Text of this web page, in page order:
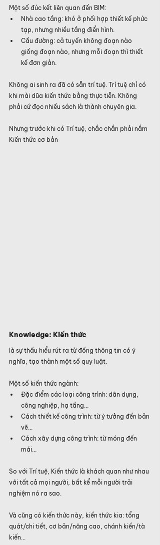
Một số đúc kết liên quan đến BIM:
Nhà cao tầng: khó ở phối hợp thiết kế phức
tạp, nhưng nhiều tầng điển hình.
Cầu đường: cả tuyến không đoạn nào
giống đoạn nào, nhưng mỗi đoạn thì thiết
kế đơn giản.
Không ai sinh ra đã có sẵn trí tuệ. Trí tuệ chỉ có
khi mài dũa kiến thức bằng thực tiễn. Không
phải cứ đọc nhiều sách là thành chuyên gia.
Nhưng trước khi có Trí tuệ, chắc chắn phải nắm
Kiến thức cơ bản
Knowledge: Kiến thức
là sự thấu hiểu rút ra từ đống thông tin có ý
nghĩa, tạo thành một số quy luật.
Một số kiến thức ngành:
Đặc điểm các loại công trình: dân dụng,
công nghiệp, hạ tầng...
Cách thiết kế công trình: từ ý tưởng đến bản
vẽ...
Cách xây dựng công trình: từ móng đến
mái...
So với Trí tuệ, Kiến thức là khách quan như nhau
với tất cả mọi người, bất kể mỗi người trải
nghiệm nó ra sao.
Và cũng có kiến thức này, kiến thức kia: tổng
quát/chi tiết, cơ bản/nâng cao, chánh kiến/tà
kiến...